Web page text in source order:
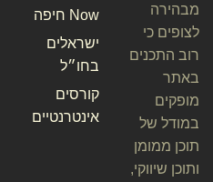
Now חיפה
ישראלים
בחו״ל
קורסים
אינטרנטיים
מבהירה
לצופים כי
רוב התכנים
באתר
מופקים
במודל של
תוכן ממומן
ותוכן שיווקי,